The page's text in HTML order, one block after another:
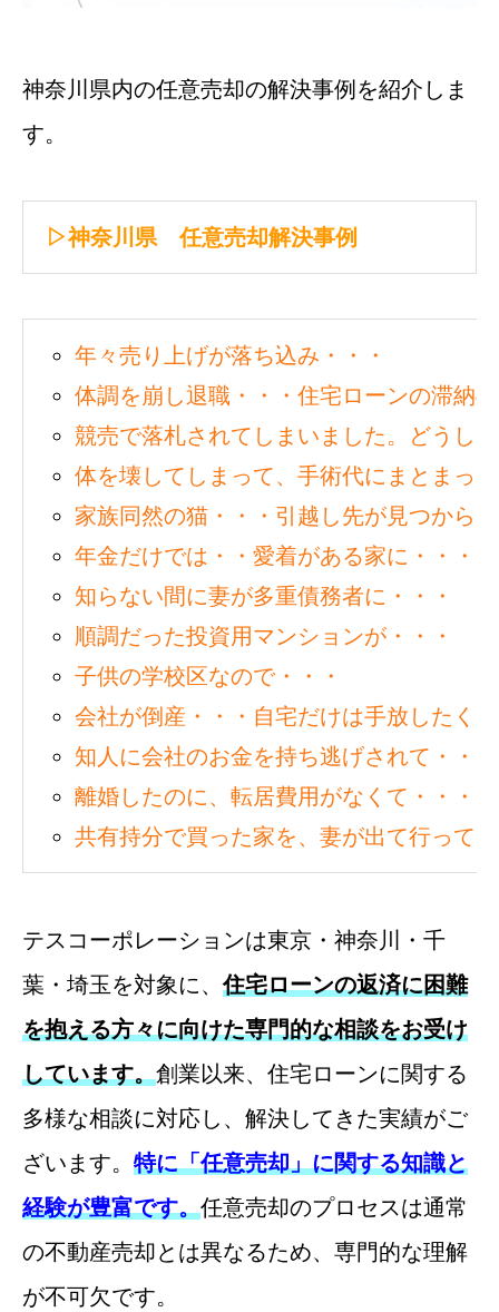
神奈川県内の任意売却の解決事例を紹介しま
す。
▷神奈川県 任意売却解決事例
年々売り上げが落ち込み・・・
体調を崩し退職・・・住宅ローンの滞納4
競売で落札されてしまいました。どうし
体を壊してしまって、手術代にまとまっ
家族同然の猫・・・引越し先が見つから
年金だけでは・・愛着がある家に・・・
知らない間に妻が多重債務者に・・・
順調だった投資用マンションが・・・
子供の学校区なので・・・
会社が倒産・・・自宅だけは手放したく
知人に会社のお金を持ち逃げされて・・・
離婚したのに、転居費用がなくて・・・
共有持分で買った家を、妻が出て行って
テスコーポレーションは東京・神奈川・千
葉・埼玉を対象に、住宅ローンの返済に困難
を抱える方々に向けた専門的な相談をお受け
しています。創業以来、住宅ローンに関する
多様な相談に対応し、解決してきた実績がご
ざいます。 特に「任意売却」に関する知識と
経験が豊富です。任意売却のプロセスは通常
の不動産売却とは異なるため、専門的な理解
が不可欠です。